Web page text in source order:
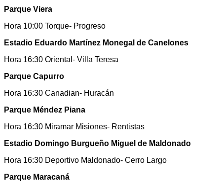
Parque Viera
Hora 10:00 Torque- Progreso
Estadio Eduardo Martínez Monegal de Canelones
Hora 16:30 Oriental- Villa Teresa
Parque Capurro
Hora 16:30 Canadian- Huracán
Parque Méndez Piana
Hora 16:30 Miramar Misiones- Rentistas
Estadio Domingo Burgueño Miguel de Maldonado
Hora 16:30 Deportivo Maldonado- Cerro Largo
Parque Maracaná